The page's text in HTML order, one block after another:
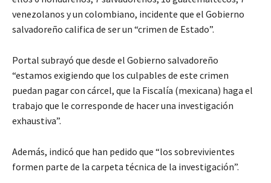
venezolanos y un colombiano, incidente que el Gobierno
salvadoreño califica de ser un “crimen de Estado”.
Portal subrayó que desde el Gobierno salvadoreño
“estamos exigiendo que los culpables de este crimen
puedan pagar con cárcel, que la Fiscalía (mexicana) haga el
trabajo que le corresponde de hacer una investigación
exhaustiva”.
Además, indicó que han pedido que “los sobrevivientes
formen parte de la carpeta técnica de la investigación”.